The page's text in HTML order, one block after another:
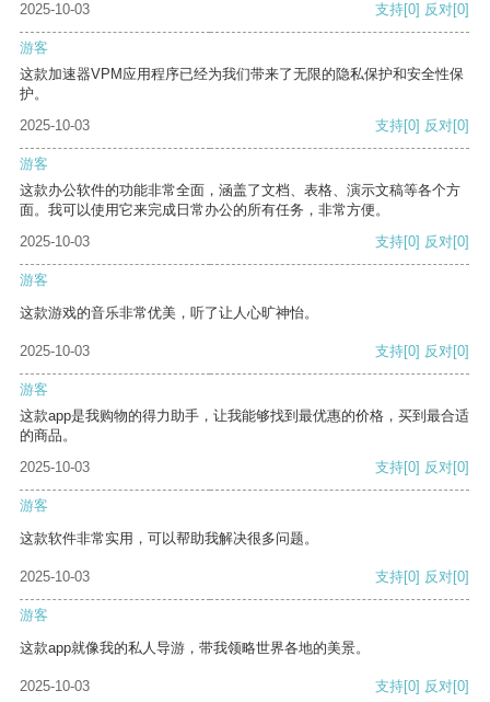
2025-10-03 支持[0] 反对[0]
游客
这款加速器VPM应用程序已经为我们带来了无限的隐私保护和安全性保
护。
2025-10-03
支持[0] 反对[0]
游客
这款办公软件的功能非常全面，涵盖了文档、表格、演示文稿等各个方
面。我可以使用它来完成日常办公的所有任务，非常方便。
2025-10-03
支持[0] 反对[0]
游客
这款游戏的音乐非常优美，听了让人心旷神怡。
2025-10-03 支持[0] 反对[0]
游客
这款app是我购物的得力助手，让我能够找到最优惠的价格，买到最合适
的商品。
2025-10-03
支持[0] 反对[0]
游客
这款软件非常实用，可以帮助我解决很多问题。
2025-10-03 支持[0] 反对[0]
游客
这款app就像我的私人导游，带我领略世界各地的美景。
2025-10-03 支持[0] 反对[0]